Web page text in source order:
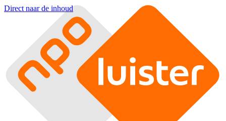
Direct naar de inhoud